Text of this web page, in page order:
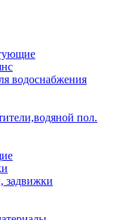
водоснабжения
пол.
задвижки